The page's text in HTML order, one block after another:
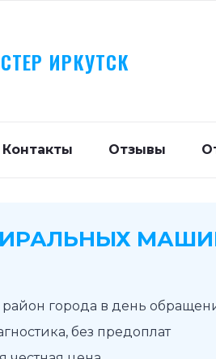
ИРКУТСК
Контакты Отзывы
города в день
без предоплат